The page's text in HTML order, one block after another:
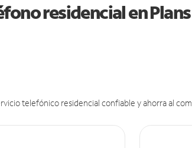
residencial en Plans
telefónico residencial confiable y ahorra al